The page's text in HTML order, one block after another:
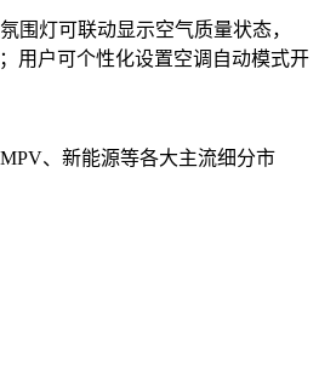
围灯可联动显示空气质量状态，
用户可个性化设置空调自动模式开
、新能源等各大主流细分市